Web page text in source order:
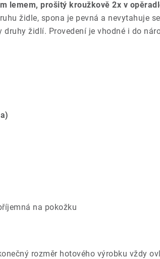
lemem, prošitý kroužkově 2x v
židle, spona je pevná a nevytahuje
židlí. Provedení je vhodné i do
na pokožku
rozměr hotového výrobku vždy